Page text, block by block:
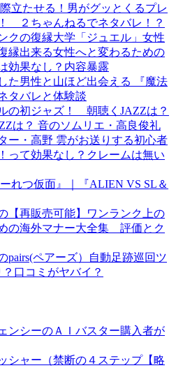
立たせる！男がグッとくるプレ
２ちゃんねるでネタバレ！？
クの復縁大学「ジュエル」女性
出来る女性へと変わるための
効果なし？内容暴露
た男性と山ほど出会える 『魔法
タバレと体験談
の初ジャズ！ 朝聴くJAZZは？
は？ 音のソムリエ・高良俊礼
ー・高野 雲がお送りする初心者
って効果なし？クレームは無い
れつ仮面』｜『ALIEN VS SL＆
【再販売可能】ワンランク上の
の海外マナー大全集 評価とク
ペアーズ）自動足跡巡回ツ
口コミがヤバイ？
ンシーのＡＩバスター購入者が
シャー（禁断の４ステップ【略